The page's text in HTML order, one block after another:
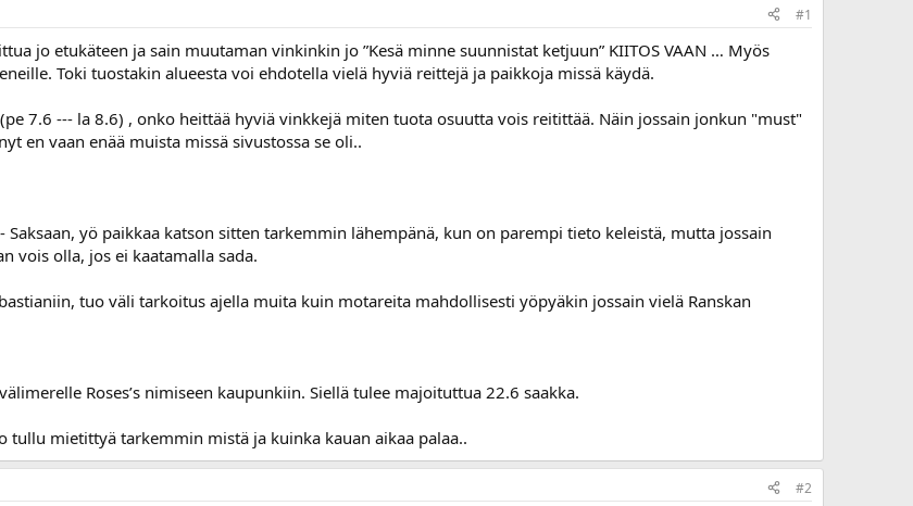
#1
jo etukäteen ja sain muutaman vinkinkin jo ”Kesä minne suunnistat ketjuun” KIITOS VAAN … Myös
Toki tuostakin alueesta voi ehdotella vielä hyviä reittejä ja paikkoja missä käydä.
7.6 --- la 8.6) , onko heittää hyviä vinkkejä miten tuota osuutta vois reitittää. Näin jossain jonkun "must"
en vaan enää muista missä sivustossa se oli..
Saksaan, yö paikkaa katson sitten tarkemmin lähempänä, kun on parempi tieto keleistä, mutta jossain
vois olla, jos ei kaatamalla sada.
tuo väli tarkoitus ajella muita kuin motareita mahdollisesti yöpyäkin jossain vielä Ranskan
Roses’s nimiseen kaupunkiin. Siellä tulee majoituttua 22.6 saakka.
tullu mietittyä tarkemmin mistä ja kuinka kauan aikaa palaa..
#2